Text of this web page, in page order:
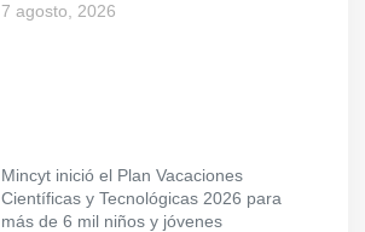
7 agosto, 2026
Mincyt inició el Plan Vacaciones
Científicas y Tecnológicas 2026 para
más de 6 mil niños y jóvenes